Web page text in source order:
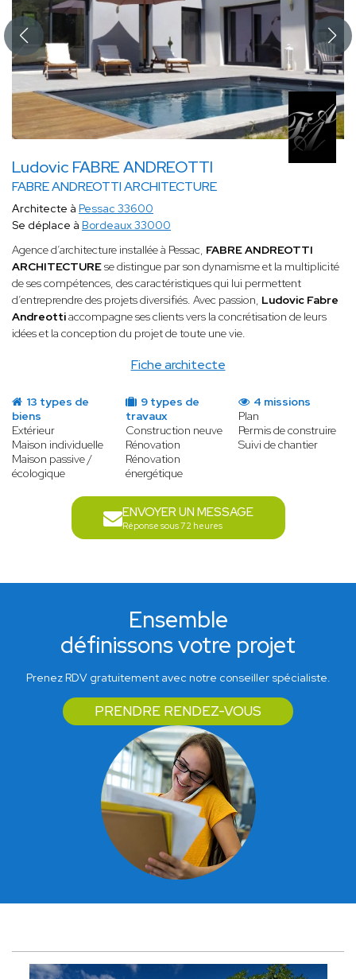
Ludovic FABRE ANDREOTTI
FABRE ANDREOTTI ARCHITECTURE
Fiche architecte
Architecte à Pessac 33600
Se déplace à Bordeaux 33000
Agence d’architecture installée à Pessac, FABRE ANDREOTTI
ARCHITECTUREse distingue par son dynamisme et la multiplicité
de ses compétences, des caractéristiques qui lui permettent
d’entreprendre des projets diversifiés. Avec passion, Ludovic Fabre
Andreottiaccompagne ses clients vers la concrétisation de leurs
idées et la conception du projet de toute une vie.
13 types de
biens
Extérieur
Maison individuelle
Maison passive /
écologique
9 types de
travaux
Construction neuve
Rénovation
Rénovation
énergétique
4 missions
Plan
Permis de construire
Suivi de chantier
ENVOYER UN MESSAGE
Réponse sous 72 heures
Ensemble
définissons votre projet
Prenez RDV gratuitement avec notre conseiller spécialiste.
PRENDRE RENDEZ-VOUS